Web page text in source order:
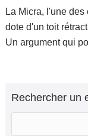
La Micra, l'une
dote d'un toit
Un argument qui
Rechercher un